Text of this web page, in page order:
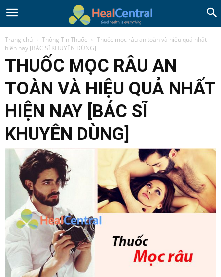
Trang chủ Thông Tin Thuốc
Thuốc mọc râu an toàn và hiệu quả nhất
hiện nay [BÁC SĨ KHUYÊN DÙNG]
THUỐC MỌC RÂU AN
TOÀN VÀ HIỆU QUẢ NHẤT
HIỆN NAY [BÁC SĨ
KHUYÊN DÙNG]